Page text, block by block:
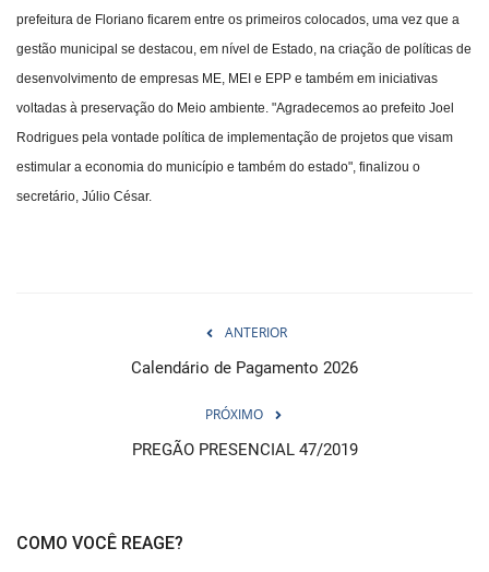
prefeitura de Floriano ficarem entre os primeiros colocados, uma vez que a
gestão municipal se destacou, em nível de Estado, na criação de políticas de
desenvolvimento de empresas ME, MEI e EPP e também em iniciativas
voltadas à preservação do Meio ambiente. "Agradecemos ao prefeito Joel
Rodrigues pela vontade política de implementação de projetos que visam
estimular a economia do município e também do estado", finalizou o
secretário, Júlio César.
ANTERIOR
Calendário de Pagamento 2026
PRÓXIMO
PREGÃO PRESENCIAL 47/2019
COMO VOCÊ REAGE?